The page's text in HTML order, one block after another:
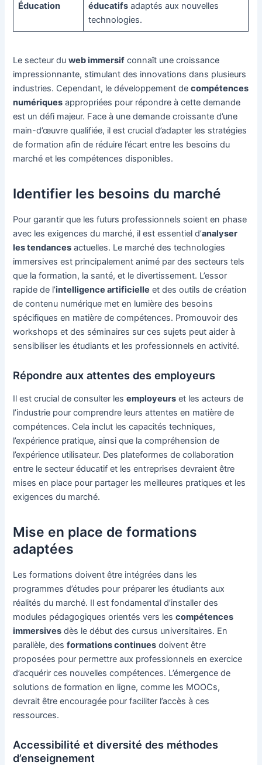
Éducation éducatifsadaptés aux nouvelles
technologies.
Le secteur duweb immersif connaît une croissance
impressionnante, stimulant des innovations dans plusieurs
industries. Cependant, le développement decompétences
numériques appropriées pour répondre à cette demande
est un défi majeur. Face à une demande croissante d’une
main-d’œuvre qualifiée, il est crucial d’adapter les stratégies
de formation afin de réduire l’écart entre les besoins du
marché et les compétences disponibles.
Identifier les besoins du marché
Pour garantir que les futurs professionnels soient en phase
avec les exigences du marché, il est essentiel d’analyser
les tendances actuelles. Le marché des technologies
immersives est principalement animé par des secteurs tels
que la formation, la santé, et le divertissement. L’essor
rapide de l’intelligence artificielle et des outils de création
de contenu numérique met en lumière des besoins
spécifiques en matière de compétences. Promouvoir des
workshops et des séminaires sur ces sujets peut aider à
sensibiliser les étudiants et les professionnels en activité.
Répondre aux attentes des employeurs
Il est crucial de consulter lesemployeurs et les acteurs de
l’industrie pour comprendre leurs attentes en matière de
compétences. Cela inclut les capacités techniques,
l’expérience pratique, ainsi que la compréhension de
l’expérience utilisateur. Des plateformes de collaboration
entre le secteur éducatif et les entreprises devraient être
mises en place pour partager les meilleures pratiques et les
exigences du marché.
Mise en place de formations
adaptées
Les formations doivent être intégrées dans les
programmes d’études pour préparer les étudiants aux
réalités du marché. Il est fondamental d’installer des
modules pédagogiques orientés vers lescompétences
immersives dès le début des cursus universitaires. En
parallèle, desformations continues doivent être
proposées pour permettre aux professionnels en exercice
d’acquérir ces nouvelles compétences. L’émergence de
solutions de formation en ligne, comme les MOOCs,
devrait être encouragée pour faciliter l’accès à ces
ressources.
Accessibilité et diversité des méthodes
d’enseignement